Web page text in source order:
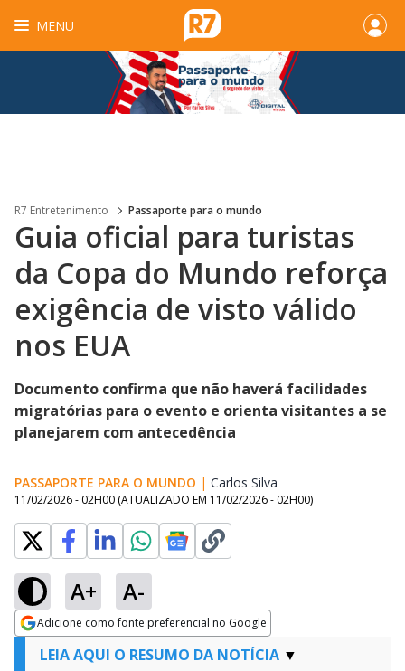
MENU
R7 Entretenimento Passaporte para o mundo
Guia oficial para turistas
da Copa do Mundo reforça
exigência de visto válido
nos EUA
Documento confirma que não haverá facilidades
migratórias para o evento e orienta visitantes a se
planejarem com antecedência
PASSAPORTE PARA O MUNDO | Carlos Silva
11/02/2026 - 02H00 (ATUALIZADO EM 11/02/2026 - 02H00)
A+ A-
Adicione como fonte preferencial no Google
Opens in new window
LEIA AQUI O RESUMO DA NOTÍCIA